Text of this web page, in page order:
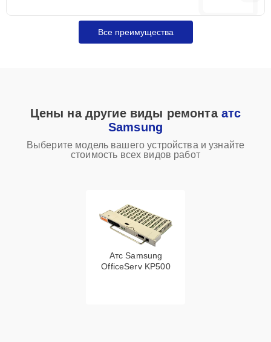
Все преимущества
Цены на другие виды ремонта атс
Samsung
Выберите модель вашего устройства и узнайте
стоимость всех видов работ
Атс Samsung
OfficeServ KP500